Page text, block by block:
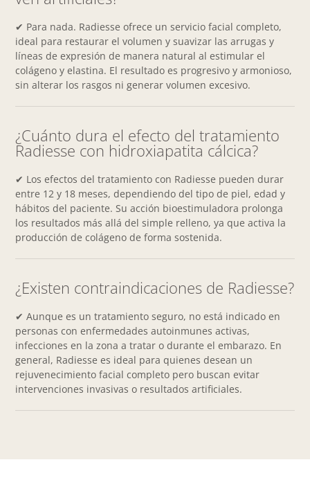
✔ Para nada. Radiesse ofrece un servicio facial completo,
ideal para restaurar el volumen y suavizar las arrugas y
líneas de expresión de manera natural al estimular el
colágeno y elastina. El resultado es progresivo y armonioso,
sin alterar los rasgos ni generar volumen excesivo.
¿Cuánto dura el efecto del tratamiento
Radiesse con hidroxiapatita cálcica?
✔ Los efectos del tratamiento con Radiesse pueden durar
entre 12 y 18 meses, dependiendo del tipo de piel, edad y
hábitos del paciente. Su acción bioestimuladora prolonga
los resultados más allá del simple relleno, ya que activa la
producción de colágeno de forma sostenida.
¿Existen contraindicaciones de Radiesse?
✔ Aunque es un tratamiento seguro, no está indicado en
personas con enfermedades autoinmunes activas,
infecciones en la zona a tratar o durante el embarazo. En
general, Radiesse es ideal para quienes desean un
rejuvenecimiento facial completo pero buscan evitar
intervenciones invasivas o resultados artificiales.